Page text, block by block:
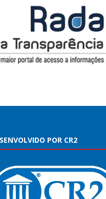
POR CR2